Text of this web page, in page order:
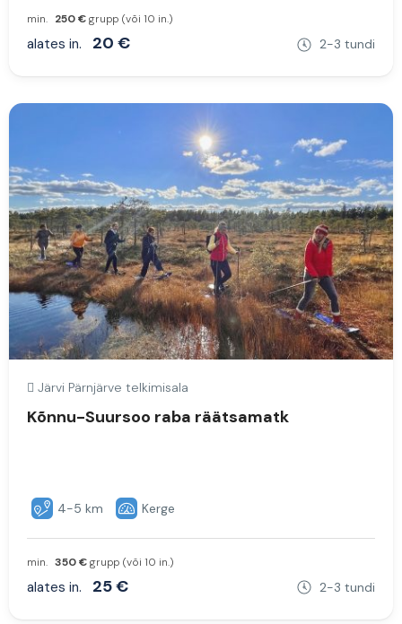
min. 250 €grupp (või 10 in.)
alates in. 20 € 2-3 tundi
Järvi Pärnjärve telkimisala
Kõnnu-Suursoo raba räätsamatk
4-5 km Kerge
min. 350 €grupp (või 10 in.)
alates in. 25 € 2-3 tundi